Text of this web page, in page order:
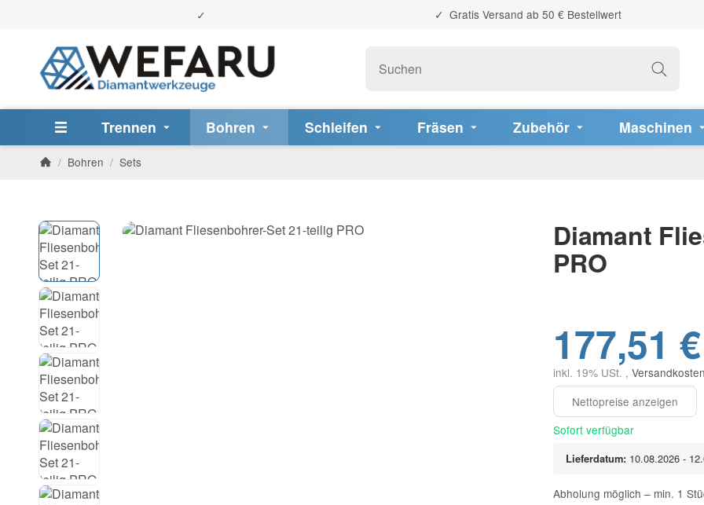
Gratis Versand ab 50 € Bestellwert
Trennen Bohren Schleifen Fräsen Zubehör Maschinen
/ Bohren / Sets
Diamant
PRO
177,51 €
inkl. 19% USt. ,
Sofort verfügbar
Lieferdatum: 10.08.2026 -
Abholung möglich – min. 1